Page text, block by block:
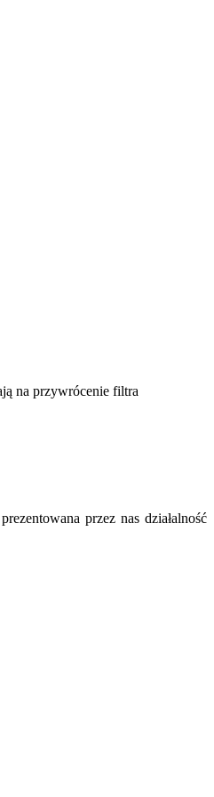
na przywrócenie filtra
przez nas działalność